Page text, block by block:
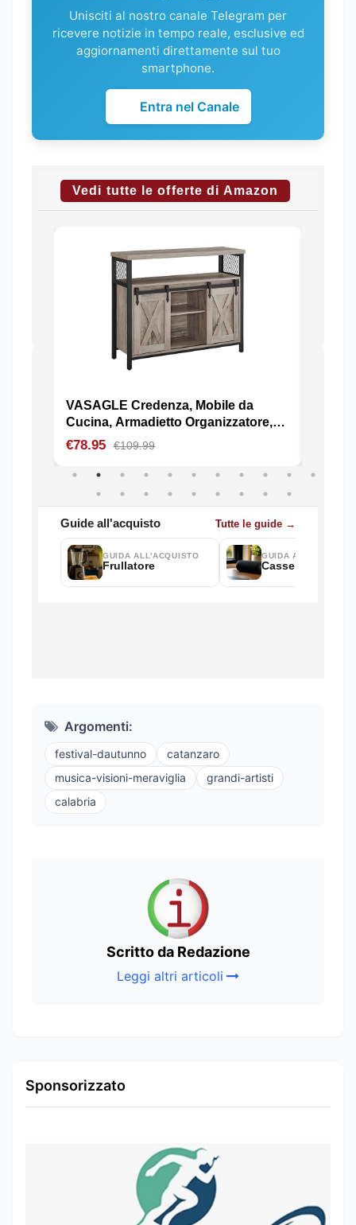
Unisciti al nostro canale Telegram per
ricevere notizie in tempo reale, esclusive ed
aggiornamenti direttamente sul tuo
smartphone.
Entra nel Canale
Argomenti:
festival-dautunno
catanzaro
musica-visioni-meraviglia
grandi-artisti
calabria
Scritto da Redazione
Leggi altri articoli
Sponsorizzato